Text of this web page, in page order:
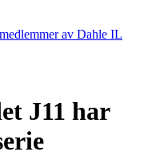
av Dahle IL
J11 har